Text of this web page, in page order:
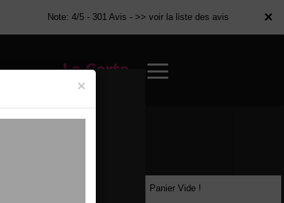
×
Note: 4/5 - 301 Avis - >> voir la liste des avis
La Carte
×
Panier Vide !
×